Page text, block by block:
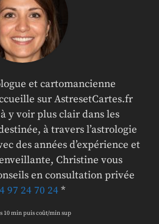
et cartomancienne
sur AstresetCartes.fr
y voir plus clair dans les
à travers l’astrologie
des années d’expérience et
Christine vous
en consultation privée
97 24 70 24*
10 min puis coût/min sup